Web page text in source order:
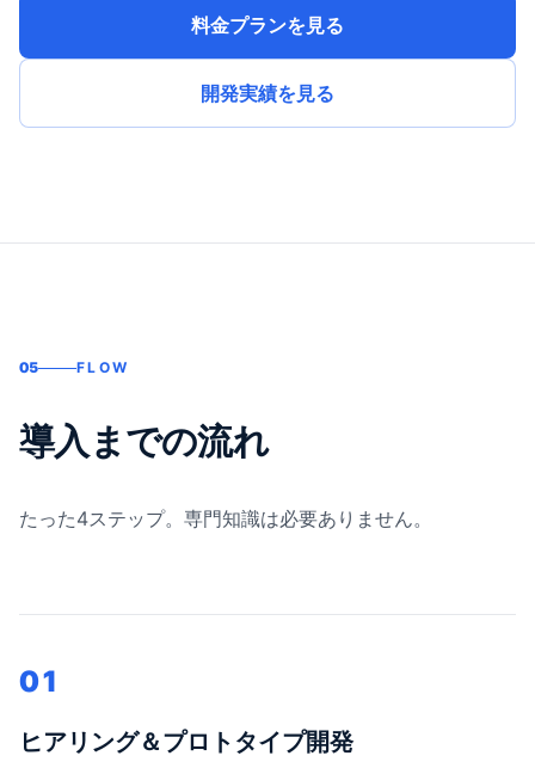
料金プランを見る
開発実績を見る
05 FLOW
導入までの流れ
たった4ステップ。専門知識は必要ありません。
01
ヒアリング＆プロトタイプ開発